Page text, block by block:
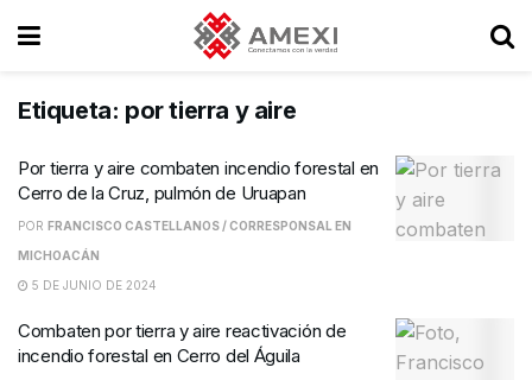
Etiqueta: por tierra y aire
Por tierra y aire combaten incendio forestal en
Cerro de la Cruz, pulmón de Uruapan
POR FRANCISCO CASTELLANOS / CORRESPONSAL EN
MICHOACÁN
5 DE JUNIO DE 2024
Combaten por tierra y aire reactivación de
incendio forestal en Cerro del Águila